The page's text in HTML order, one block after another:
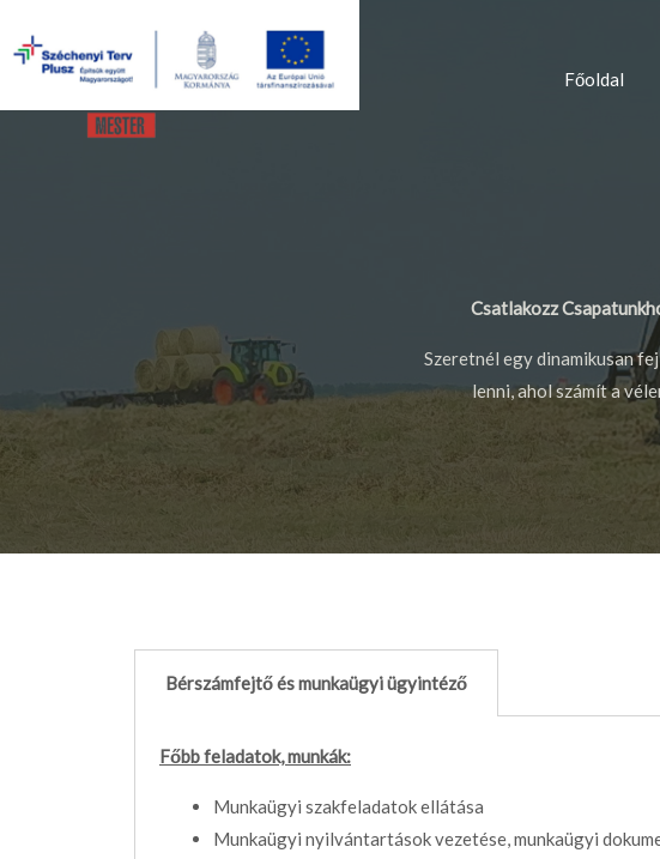
Főoldal
Csatlakozz
Szeretnél egy dinamikusan
lenni, ahol számít a
Bérszámfejtő és munkaügyi ügyintéző
Főbb feladatok, munkák:
Munkaügyi szakfeladatok ellátása
Munkaügyi nyilvántartások vezetése, munkaügyi